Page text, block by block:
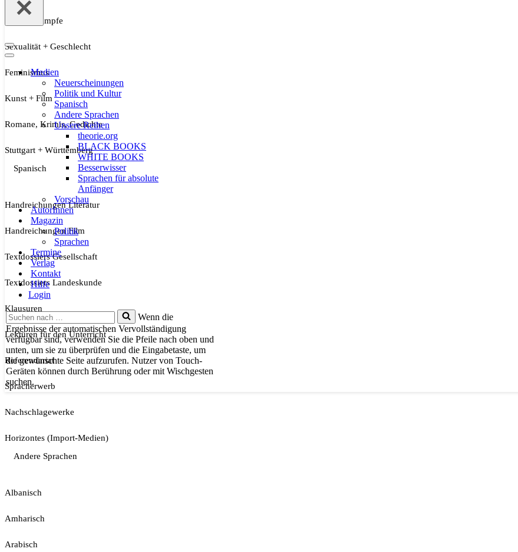
Navigationsmenü
Navigationsmenü
Medien
Neuerscheinungen
Politik und Kultur
Spanisch
Andere Sprachen
Unsere Reihen
theorie.org
BLACK BOOKS
WHITE BOOKS
Besserwisser
Sprachen für absolute
Anfänger
Vorschau
AutorInnen
Magazin
Politik
Sprachen
Termine
Verlag
Kontakt
Hilfe
Login
Suchen
nach …
Wenn die
Ergebnisse der automatischen Vervollständigung
verfügbar sind, verwenden Sie die Pfeile nach oben und
unten, um sie zu überprüfen und die Eingabetaste, um
die gewünschte Seite aufzurufen. Nutzer von Touch-
Geräten können durch Berührung oder mit Wischgesten
suchen.
Soziale Kämpfe
Sexualität + Geschlecht
Feminismus
Kunst + Film
Romane, Krimis, Gedichte
Stuttgart + Württemberg
Spanisch
Handreichungen Literatur
Handreichungen Film
Textdossiers Gesellschaft
Textdossiers Landeskunde
Klausuren
Lektüren für den Unterricht
Referendariat
Spracherwerb
Nachschlagewerke
Horizontes (Import-Medien)
Andere Sprachen
Albanisch
Amharisch
Arabisch